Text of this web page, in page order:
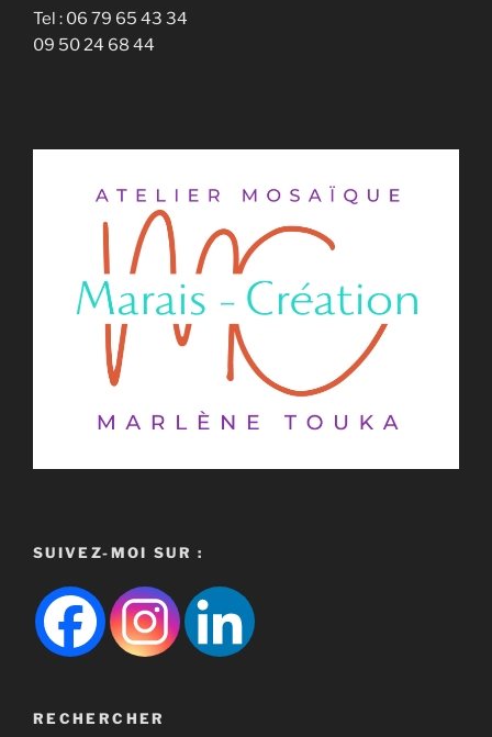
Tel : 06 79 65 43 34
09 50 24 68 44
SUIVEZ-MOI SUR :
RECHERCHER